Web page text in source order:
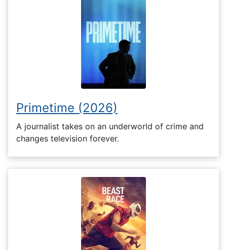
Primetime (2026)
A journalist takes on an underworld of crime and
changes television forever.